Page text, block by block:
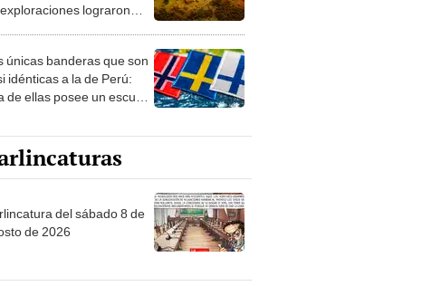
lograron
sobre su pasado
únicas banderas que son
idénticas a la de Perú:
de ellas posee un escudo
del sábado 8 de
de 2026